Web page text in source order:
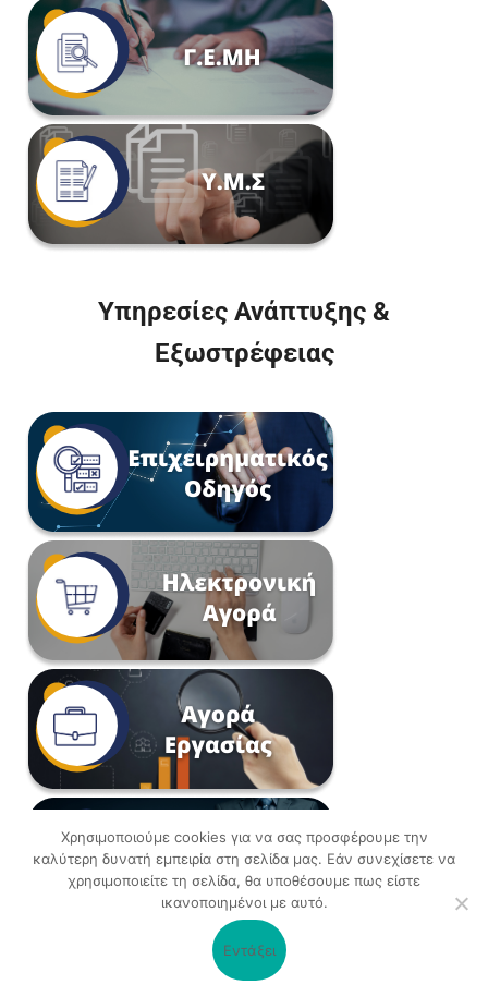
Υπηρεσίες Ανάπτυξης &
Εξωστρέφειας
Χρησιμοποιούμε cookies για να σας προσφέρουμε την
καλύτερη δυνατή εμπειρία στη σελίδα μας. Εάν συνεχίσετε να
χρησιμοποιείτε τη σελίδα, θα υποθέσουμε πως είστε
ικανοποιημένοι με αυτό.
Εντάξει